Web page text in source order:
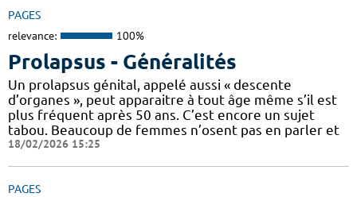
PAGES
relevance: 100%
Prolapsus - Généralités
Un prolapsus génital, appelé aussi « descente
d’organes », peut apparaitre à tout âge même s’il est
plus fréquent après 50 ans. C’est encore un sujet
tabou. Beaucoup de femmes n’osent pas en parler et
18/02/2026 15:25
PAGES